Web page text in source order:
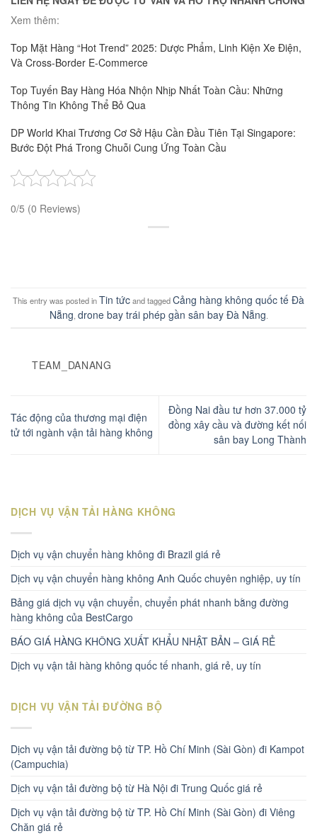
Xem thêm:
Top Mặt Hàng “Hot Trend” 2025: Dược Phẩm, Linh Kiện Xe Điện,
Và Cross-Border E-Commerce
Top Tuyến Bay Hàng Hóa Nhộn Nhịp Nhất Toàn Cầu: Những
Thông Tin Không Thể Bỏ Qua
DP World Khai Trương Cơ Sở Hậu Cần Đầu Tiên Tại Singapore:
Bước Đột Phá Trong Chuỗi Cung Ứng Toàn Cầu
0/5 (0 Reviews)
This entry was posted inTin tứcand taggedCảng hàng không quốc tế Đà
Nẵng drone bay trái phép gần sân bay Đà Nẵng
TEAM_DANANG
Tác động của thương mại điện
tử tới ngành vận tải hàng không
Đồng Nai đầu tư hơn 37.000 tỷ
đồng xây cầu và đường kết nối
sân bay Long Thành
DỊCH VỤ VẬN TẢI HÀNG KHÔNG
Dịch vụ vận chuyển hàng không đi Brazil giá rẻ
Dịch vụ vận chuyển hàng không Anh Quốc chuyên nghiệp, uy tín
Bảng giá dịch vụ vận chuyển, chuyển phát nhanh bằng đường
hàng không của BestCargo
BÁO GIÁ HÀNG KHÔNG XUẤT KHẨU NHẬT BẢN – GIÁ RẺ
Dịch vụ vận tải hàng không quốc tế nhanh, giá rẻ, uy tín
DỊCH VỤ VẬN TẢI ĐƯỜNG BỘ
Dịch vụ vận tải đường bộ từ TP. Hồ Chí Minh (Sài Gòn) đi Kampot
(Campuchia)
Dịch vụ vận tải đường bộ từ Hà Nội đi Trung Quốc giá rẻ
Dịch vụ vận tải đường bộ từ TP. Hồ Chí Minh (Sài Gòn) đi Viêng
Chăn giá rẻ